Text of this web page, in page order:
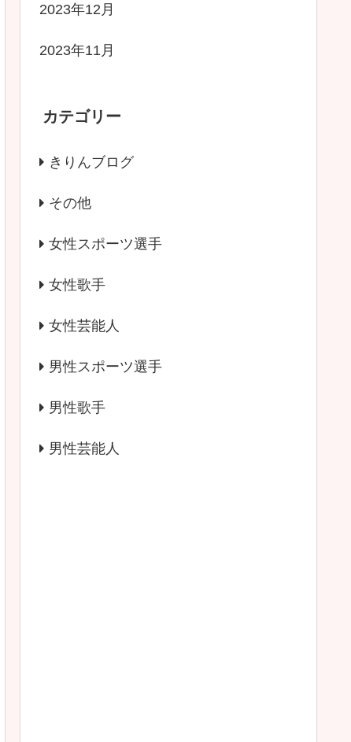
2023年12月
2023年11月
カテゴリー
きりんブログ
その他
女性スポーツ選手
女性歌手
女性芸能人
男性スポーツ選手
男性歌手
男性芸能人